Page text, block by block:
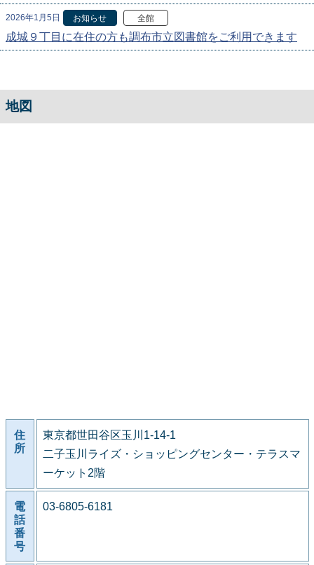
2026年1月5日 お知らせ 全館
成城９丁目に在住の方も調布市立図書館をご利用できます
地図
住
所
東京都世田谷区玉川1-14-1
二子玉川ライズ・ショッピングセンター・テラスマ
ーケット2階
電
話
番
号
03-6805-6181